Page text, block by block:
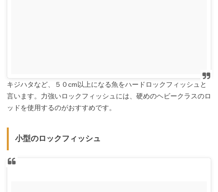
キジハタなど、５０cm以上になる魚をハードロックフィッシュと
言います。力強いロックフィッシュには、硬めのヘビークラスのロ
ッドを使用するのがおすすめです。
小型のロックフィッシュ